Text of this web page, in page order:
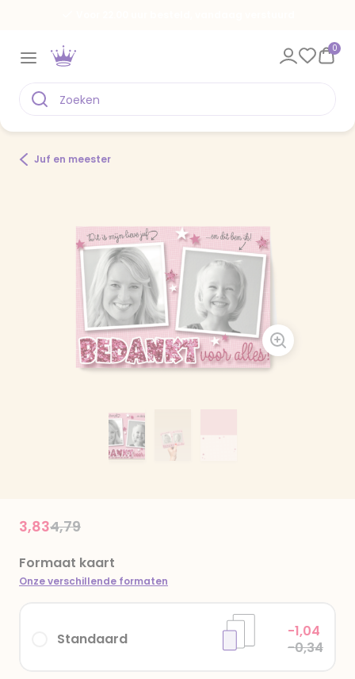
0
Juf en meester
Price reduced from
4,79to
3,83
Formaat kaart
Onze verschillende formaten
Standaard
-1,04
-0,34